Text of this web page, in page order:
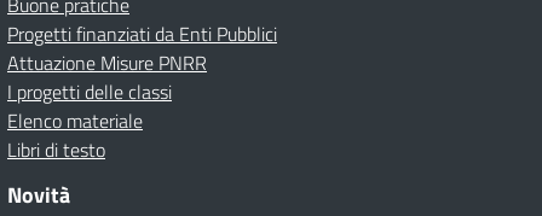
Progetti finanziati da Enti Pubblici
Attuazione Misure PNRR
I progetti delle classi
Elenco materiale
Libri di testo
Novità